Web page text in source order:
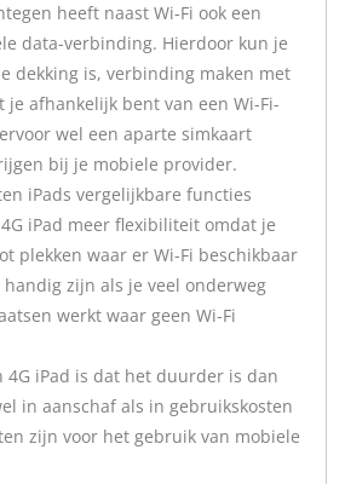
heeft naast Wi-Fi ook een
data-verbinding. Hierdoor kun je
dekking is, verbinding maken met
afhankelijk bent van een Wi-Fi-
wel een aparte simkaart
bij je mobiele provider.
iPads vergelijkbare functies
iPad meer flexibiliteit omdat je
plekken waar er Wi-Fi beschikbaar
handig zijn als je veel onderweg
werkt waar geen Wi-Fi
4G iPad is dat het duurder is dan
in aanschaf als in gebruikskosten
zijn voor het gebruik van mobiele